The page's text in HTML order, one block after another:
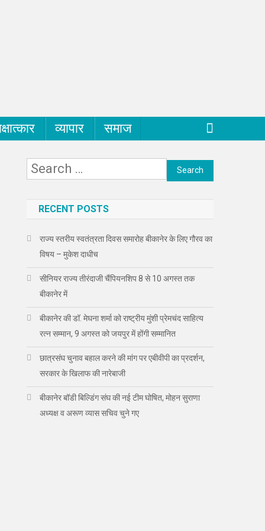
व्यापार समाज
Search
RECENT POSTS
राज्य स्तरीय स्वतंत्रता दिवस समारोह बीकानेर के लिए गौरव का
विषय – मुकेश दाधीच
सीनियर राज्य तीरंदाजी चैंपियनशिप 8 से 10 अगस्त तक
बीकानेर में
बीकानेर की डॉ. मेघना शर्मा को राष्ट्रीय मुंशी प्रेमचंद साहित्य
रत्न सम्मान, 9 अगस्त को जयपुर में होंगी सम्मानित
छात्रसंघ चुनाव बहाल करने की मांग पर एबीवीपी का प्रदर्शन,
सरकार के खिलाफ की नारेबाजी
बीकानेर बॉडी बिल्डिंग संघ की नई टीम घोषित, मोहन सुराणा
अध्यक्ष व अरूण व्यास सचिव चुने गए